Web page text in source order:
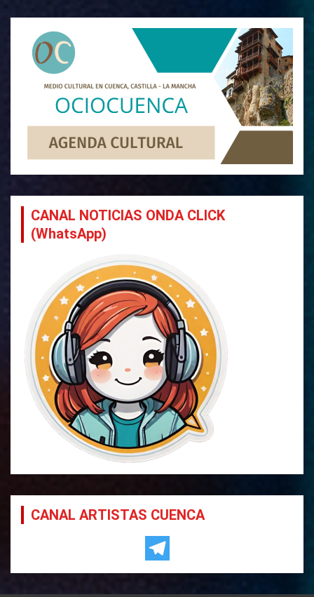
CANAL NOTICIAS ONDA CLICK
(WhatsApp)
CANAL ARTISTAS CUENCA